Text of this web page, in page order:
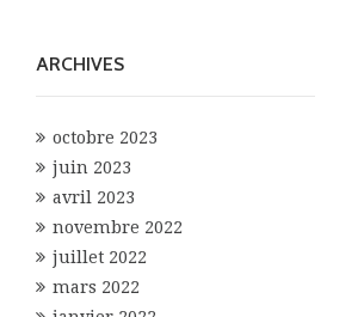
ARCHIVES
octobre 2023
juin 2023
avril 2023
novembre 2022
juillet 2022
mars 2022